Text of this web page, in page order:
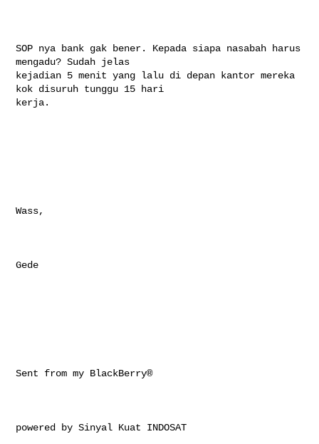
SOP nya bank gak bener. Kepada siapa nasabah harus
mengadu? Sudah jelas
kejadian 5 menit yang lalu di depan kantor mereka
kok disuruh tunggu 15 hari
kerja.
Wass,
Gede
Sent from my BlackBerry®
powered by Sinyal Kuat INDOSAT